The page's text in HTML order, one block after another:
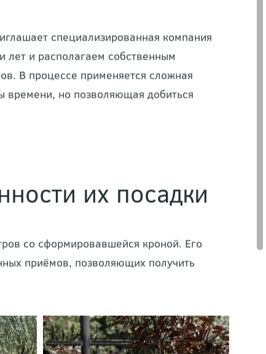
специализированная компания
и располагаем собственным
В процессе применяется сложная
времени, но позволяющая добиться
их посадки
со сформировавшейся кроной. Его
приёмов, позволяющих получить